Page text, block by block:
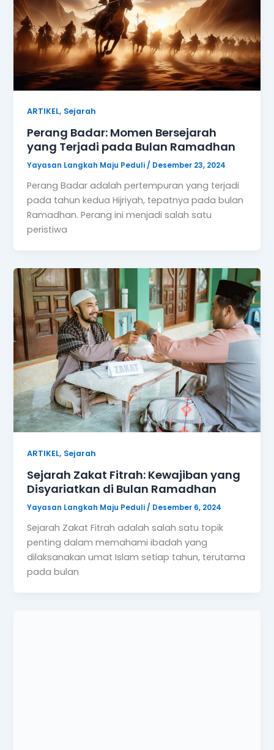
ARTIKEL, Sejarah
Perang Badar: Momen Bersejarah
yang Terjadi pada Bulan Ramadhan
Yayasan Langkah Maju Peduli / Desember 23, 2024
Perang Badar adalah pertempuran yang terjadi
pada tahun kedua Hijriyah, tepatnya pada bulan
Ramadhan. Perang ini menjadi salah satu
peristiwa
ARTIKEL, Sejarah
Sejarah Zakat Fitrah: Kewajiban yang
Disyariatkan di Bulan Ramadhan
Yayasan Langkah Maju Peduli / Desember 6, 2024
Sejarah Zakat Fitrah adalah salah satu topik
penting dalam memahami ibadah yang
dilaksanakan umat Islam setiap tahun, terutama
pada bulan